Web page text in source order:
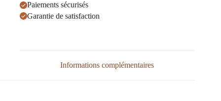
Paiements sécurisés
Garantie de satisfaction
Informations complémentaires